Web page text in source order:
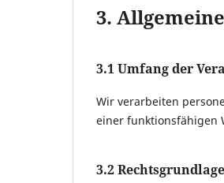
3.
3.1Umfang der
Wir verarbeiten
einer funktionsfähigen
3.2